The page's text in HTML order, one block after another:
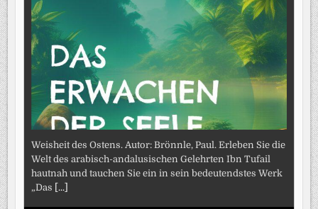
Weisheit des Ostens. Autor: Brönnle, Paul. Erleben Sie die
Welt des arabisch-andalusischen Gelehrten Ibn Tufail
hautnah und tauchen Sie ein in sein bedeutendstes Werk
„Das [...]